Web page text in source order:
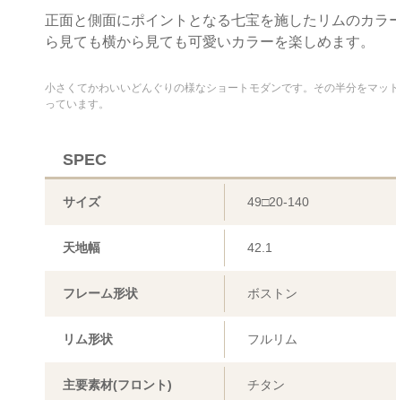
正面と側面にポイントとなる七宝を施したリムのカ
ら見ても横から見ても可愛いカラーを楽しめます。
小さくてかわいいどんぐりの様なショートモダンです。その半分をマ
っています。
SPEC
サイズ 49□20-140
天地幅 42.1
フレーム形状 ボストン
リム形状 フルリム
主要素材(フロント) チタン